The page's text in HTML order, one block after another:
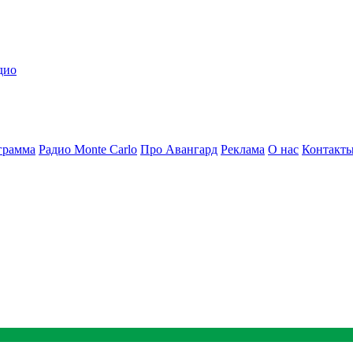
Радио Monte Carlo Про Авангард Реклама О нас